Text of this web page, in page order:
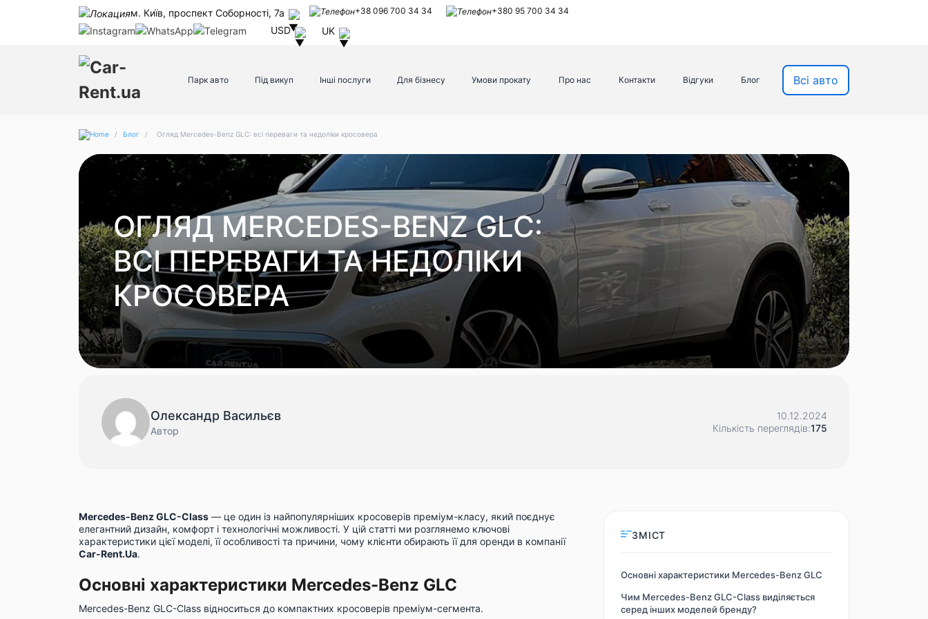
м. Київ, проспект Соборності, 7а +38 096 700 34 34 +380 95 700 34 34
USD UK
Парк авто Під викуп Інші послуги Для бізнесу Умови прокату Про нас Контакти Відгуки Блог Всі авто
/ Блог / Огляд Mercedes-Benz GLC: всі переваги та недоліки кросовера
ОГЛЯД MERCEDES-BENZ GLC:
ВСІ ПЕРЕВАГИ ТА НЕДОЛІКИ
КРОСОВЕРА
Олександр Васильєв
Автор
10.12.2024
Кількість переглядів:175
ЗМІСТ
Основні характеристики Mercedes-Benz GLC
Чим Mercedes-Benz GLC-Class виділяється
серед інших моделей бренду?
Mercedes-Benz GLC-Class — це один із найпопулярніших кросоверів преміум-класу, який поєднує
елегантний дизайн, комфорт і технологічні можливості. У цій статті ми розглянемо ключові
характеристики цієї моделі, її особливості та причини, чому клієнти обирають її для оренди в компанії
Car-Rent.Ua.
Основні характеристики Mercedes-Benz GLC
Mercedes-Benz GLC-Class відноситься до компактних кросоверів преміум-сегмента.